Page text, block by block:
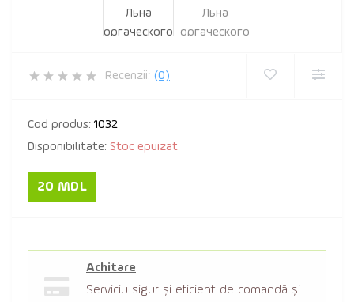
Recenzii: (0)
Cod produs: 1032
Disponibilitate: Stoc epuizat
20 MDL
Achitare
Serviciu sigur şi eficient de comandă şi